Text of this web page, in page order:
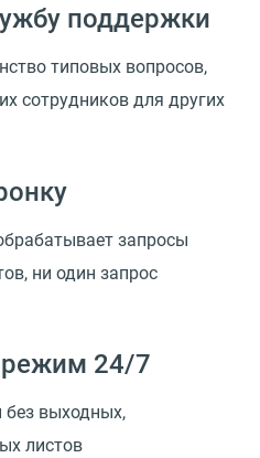
поддержки
типовых вопросов,
сотрудников для других
запросы
ни один запрос
режим 24/7
без выходных,
листов